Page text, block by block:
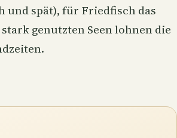
und spät), für Friedfisch das
genutzten Seen lohnen die